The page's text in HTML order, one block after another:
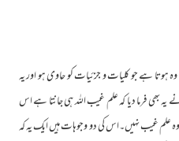
ہوتا ہے جو کلیات و جزئیات کو حاوی ہو اور یہ
بھی فرما دیا کہ علم غیب اللہ ہی جانتا ہے اس
علم غیب نہیں۔اس کی دو وجوہات ہیں ایک یہ کہ